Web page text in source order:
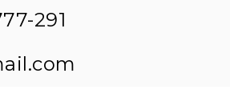
291